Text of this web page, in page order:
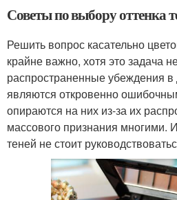
Советы по выбору оттенка
Решить вопрос касательно
крайне важно, хотя это задача
распространенные убеждения в
являются откровенно
опираются на них из-за их
массового признания многими.
теней не стоит